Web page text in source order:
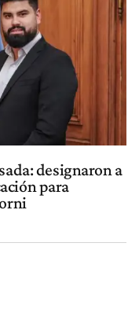
designaron a
para